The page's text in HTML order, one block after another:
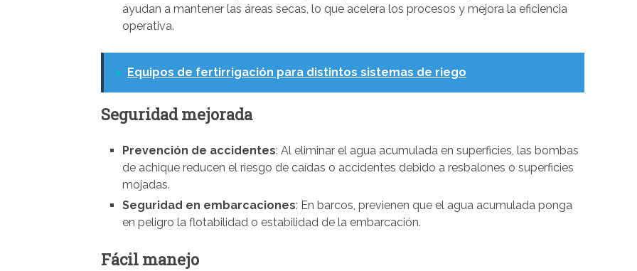
ayudan a mantener las áreas secas, lo que acelera los procesos y mejora la eficiencia
operativa.
> Equipos de fertirrigación para distintos sistemas de riego
Seguridad mejorada
Prevención de accidentes: Al eliminar el agua acumulada en superficies, las bombas
de achique reducen el riesgo de caídas o accidentes debido a resbalones o superficies
mojadas.
Seguridad en embarcaciones: En barcos, previenen que el agua acumulada ponga
en peligro la flotabilidad o estabilidad de la embarcación.
Fácil manejo